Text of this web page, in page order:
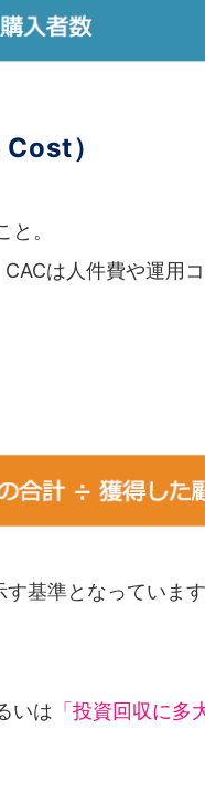
）
。
は人件費や運用
基準となっていま
いは 「投資回収に多